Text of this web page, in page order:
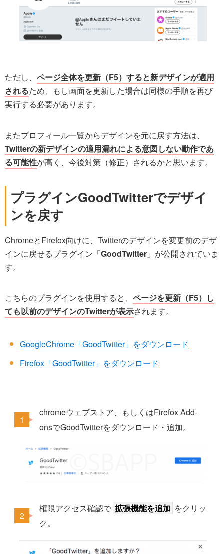
ただし、 ページ全体を更新（F5）すると新デザインが適用
されるため、もし画面を更新した場合は同様の手順を再び
実行する必要があります。
またプロフィール一覧からデザインを元に戻す方法は、
Twitterの新デザインの適用漏れによる意図しない動作であ
る可能性が高く、今後対策（修正）されるかと思います。
プラグインGoodTwitterでデザイ
ンを戻す
ChromeとFirefox向けに、Twitterのデザインを変更前のデザ
インに戻せるプラグイン「GoodTwitter 」が公開されていま
す。
こちらのプラグインを使用すると、 ページを更新（F5）し
ても以前のデザインのTwitterが表示されます。
GoogleChrome「GoodTwitter」をダウンロード
Firefox「GoodTwitter」をダウンロード
chromeウェブストア、もしくはFirefox Add-
onsでGoodTwitterをダウンロード・追加。
権限アクセス確認で 拡張機能を追加 をクリッ
ク。